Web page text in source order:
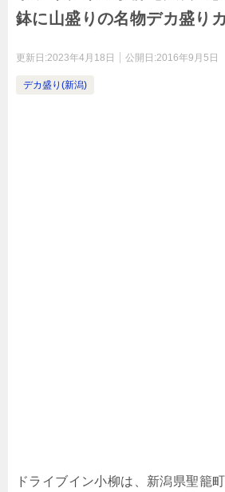
鉢に山盛りの名物デカ盛り
更新日:2023年4月18日 公開日:2016年9月5日
デカ盛り(新潟)
ドライブイン小柳は、新潟県聖籠